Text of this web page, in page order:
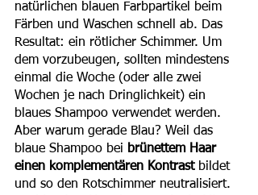
natürlichen blauen Farbpartikel beim
Färben und Waschen schnell ab. Das
Resultat: ein rötlicher Schimmer. Um
dem vorzubeugen, sollten mindestens
einmal die Woche (oder alle zwei
Wochen je nach Dringlichkeit) ein
blaues Shampoo verwendet werden.
Aber warum gerade Blau? Weil das
blaue Shampoo bei brünettem Haar
einen komplementären Kontrast bildet
und so den Rotschimmer neutralisiert.